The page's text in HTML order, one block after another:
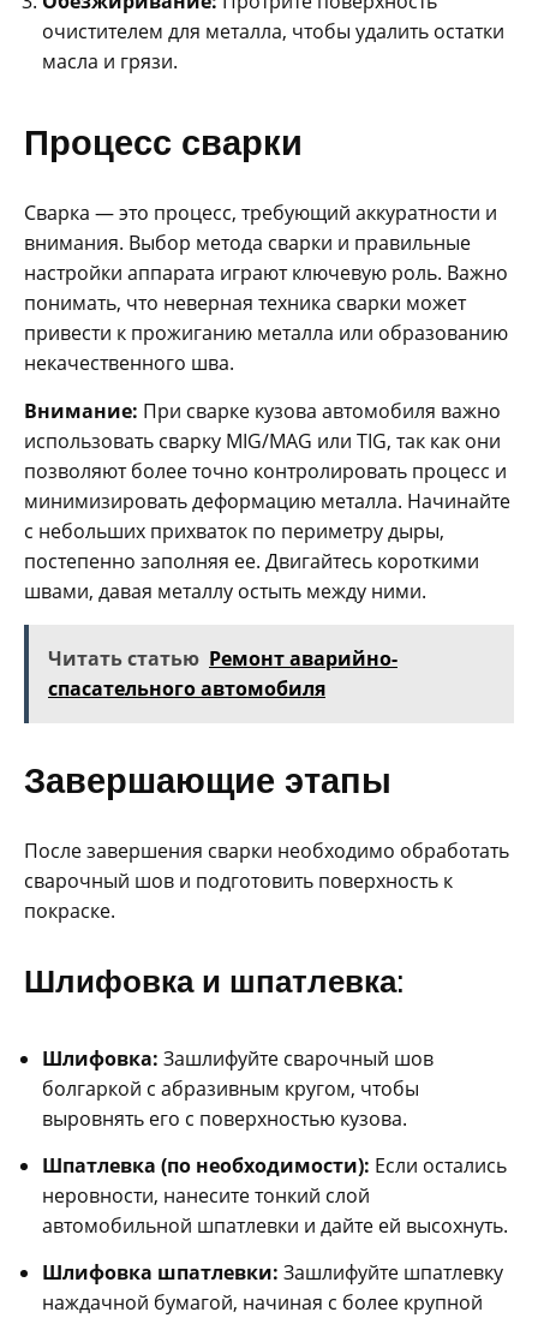
очистителем для металла, чтобы удалить остатки
масла и грязи.
Процесс сварки
Сварка — это процесс, требующий аккуратности и
внимания. Выбор метода сварки и правильные
настройки аппарата играют ключевую роль. Важно
понимать, что неверная техника сварки может
привести к прожиганию металла или образованию
некачественного шва.
Внимание: При сварке кузова автомобиля важно
использовать сварку MIG/MAG или TIG, так как они
позволяют более точно контролировать процесс и
минимизировать деформацию металла. Начинайте
с небольших прихваток по периметру дыры,
постепенно заполняя ее. Двигайтесь короткими
швами, давая металлу остыть между ними.
Читать статью Ремонт аварийно-
спасательного автомобиля
Завершающие этапы
После завершения сварки необходимо обработать
сварочный шов и подготовить поверхность к
покраске.
Шлифовка и шпатлевка:
Шлифовка: Зашлифуйте сварочный шов
болгаркой с абразивным кругом, чтобы
выровнять его с поверхностью кузова.
Шпатлевка (по необходимости): Если остались
неровности, нанесите тонкий слой
автомобильной шпатлевки и дайте ей высохнуть.
Шлифовка шпатлевки: Зашлифуйте шпатлевку
наждачной бумагой, начиная с более крупной